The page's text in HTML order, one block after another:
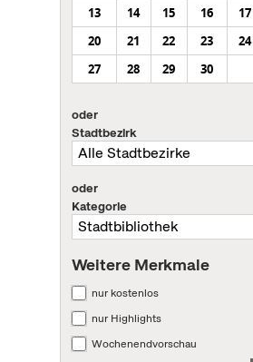
13
14 15 16 17
20
21 22 23 24
27
28 29 30
oder
Stadtbezirk
oder
Kategorie
Weitere Merkmale
nur kostenlos
nur Highlights
Wochenendvorschau